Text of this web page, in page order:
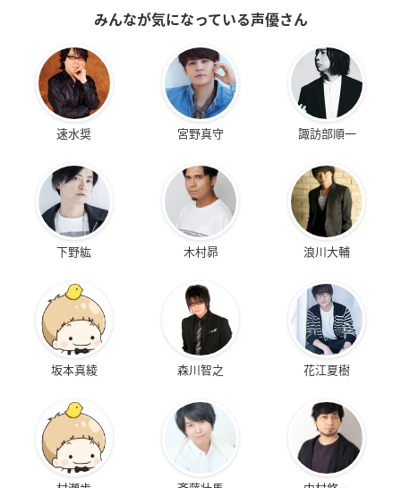
みんなが気になっている声優さん
速水奨 宮野真守 諏訪部順一
下野紘 木村昴 浪川大輔
坂本真綾 森川智之 花江夏樹